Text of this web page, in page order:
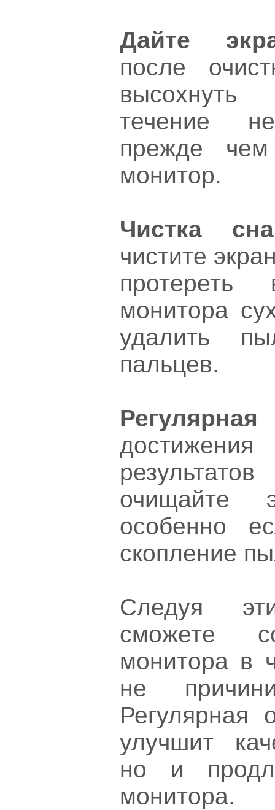
Дайте
после
течение
прежде
монитор.
Чистка
чистите
протереть
монитора
удалить
пальцев.
очищайте
особенно
скопление
Следуя
сможете
монитора в
не
Регулярная
улучшит
но и
монитора.